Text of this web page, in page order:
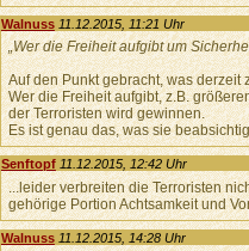
Walnuss 11.12.2015, 11:21 Uhr
„Wer die Freiheit aufgibt um
Auf den Punkt gebracht, was derzeit
Wer die Freiheit aufgibt, z.B.
der Terroristen wird gewinnen.
Es ist genau das, was sie
Senftopf 11.12.2015, 12:42 Uhr
...leider verbreiten die Terroristen
gehörige Portion Achtsamkeit und
Walnuss 11.12.2015, 14:28 Uhr